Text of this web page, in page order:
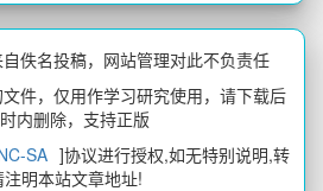
佚名投稿，网站管理对此不负责任
件，仅用作学习研究使用，请下载后
内删除，支持正版
SA ]协议进行授权,如无特别说明,转
注明本站文章地址!